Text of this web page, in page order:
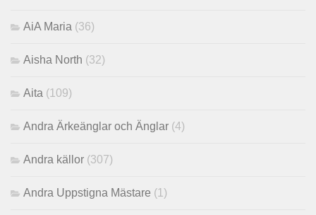
AiA Maria (36)
Aisha North (32)
Aita (109)
Andra Ärkeänglar och Änglar (4)
Andra källor (307)
Andra Uppstigna Mästare (1)